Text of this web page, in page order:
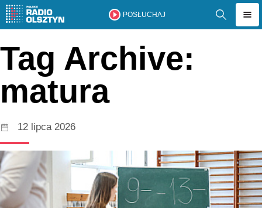
POSŁUCHAJ
Tag Archive:
matura
12 lipca 2026